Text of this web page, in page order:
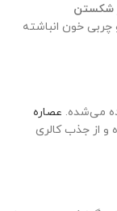
شکستن
خون انباشته
می‌شده. عصاره
از جذب کالری